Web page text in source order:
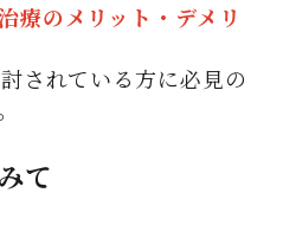
療のメリット・デメリ
されている方に必見の
て